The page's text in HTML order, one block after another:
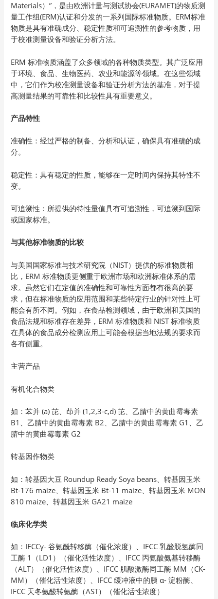
Materials）”，是由欧洲计量与测试协会(EURAMET)的物质测
量工作组(ERM)认证和分发的一系列国际标准物质。ERM标准
物质是具有准确成分、稳定性质和可追溯性的参考物质，用
于校准测量设备和验证分析方法。
ERM 标准物质涵盖了众多领域的各种物质类型。其广泛应用
于环境、食品、生物医药、农业和能源等领域。在这些领域
中，它们作为校准测量设备和验证分析方法的基准，对于提
高测量结果的可靠性和比较性具有重要意义。
产品特性
准确性：经过严格的制备、分析和认证，确保具有准确的成
分。
稳定性：具有稳定的性质，能够在一定时间内保持其特性不
变。
可追溯性：所提供的特性量值具有可追溯性，可追溯到国际
或国家标准。
与其他标准物质的比较
与美国国家标准与技术研究院（NIST）提供的标准物质相
比，ERM 标准物质更侧重于欧洲市场和欧洲标准体系的需
求。虽然它们在定值的准确性和可靠性方面都有很高的要
求，但在标准物质的应用范围和某些特定行业的针对性上可
能会有所不同。例如，在食品检测领域，由于欧洲和美国的
食品法规和标准存在差异，ERM 标准物质和 NIST 标准物质
在具体的食品成分检测应用上可能会根据当地法规的要求而
各有侧重。
主营产品
有机化合物类
如：苯并 (a) 芘、茚并 (1,2,3-c,d) 芘、乙腈中的黄曲霉毒素
B1、乙腈中的黄曲霉毒素 B2、乙腈中的黄曲霉毒素 G1、乙
腈中的黄曲霉毒素 G2
转基因作物类
如：转基因大豆 Roundup Ready Soya beans、转基因玉米
Bt-176 maize、转基因玉米 Bt-11 maize、转基因玉米 MON
810 maize、转基因玉米 GA21 maize
临床化学类
如：IFCCγ- 谷氨酰转移酶（催化浓度）、IFCC 乳酸脱氢酶同
工酶 1（LD1）（催化活性浓度）、IFCC 丙氨酸氨基转移酶
（ALT）（催化活性浓度）、IFCC 肌酸激酶同工酶 MM（CK-
MM）（催化活性浓度）、IFCC 缓冲液中的胰 α- 淀粉酶、
IFCC 天冬氨酸转氨酶（AST）（催化活性浓度）